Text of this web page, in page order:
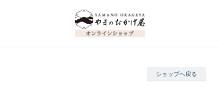
ショップへ戻る